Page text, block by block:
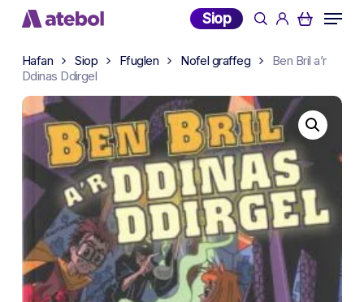
Skip
content
Siop searchaccount
Menu
Hafan Siop Ffuglen Nofel graffeg
Ben Bril a’r
Ddinas Ddirgel